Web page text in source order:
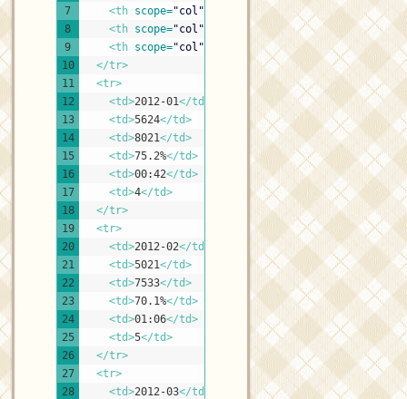
7
8
9
10
11
12
13
14
15
16
17
18
19
20
21
22
23
24
25
26
27
28
<th scope="col" 新規セッション率
</th>
<th scope="col" 平均滞在時間
</th>
<th scope="col" コンバージョン数</th>
</tr>
<tr>
<td>2012-01</td>
<td>5624</td>
<td>8021</td>
<td>75.2%</td>
<td>00:42</td>
<td>4</td>
</tr>
<tr>
<td>2012-02</td>
<td>5021</td>
<td>7533</td>
<td>70.1%</td>
<td>01:06</td>
<td>5</td>
</tr>
<tr>
<td>2012-03</td>